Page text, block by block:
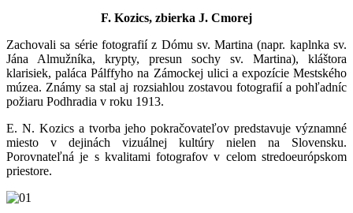
F. Kozics, zbierka J. Cmorej
Zachovali sa série fotografií z Dómu sv. Martina (napr. kaplnka sv.
Jána Almužníka, krypty, presun sochy sv. Martina), kláštora
klarisiek, paláca Pálffyho na Zámockej ulici a expozície Mestského
múzea. Známy sa stal aj rozsiahlou zostavou fotografií a pohľadníc
požiaru Podhradia v roku 1913.
E. N. Kozics a tvorba jeho pokračovateľov predstavuje významné
miesto v dejinách vizuálnej kultúry nielen na Slovensku.
Porovnateľná je s kvalitami fotografov v celom stredoeurópskom
priestore.